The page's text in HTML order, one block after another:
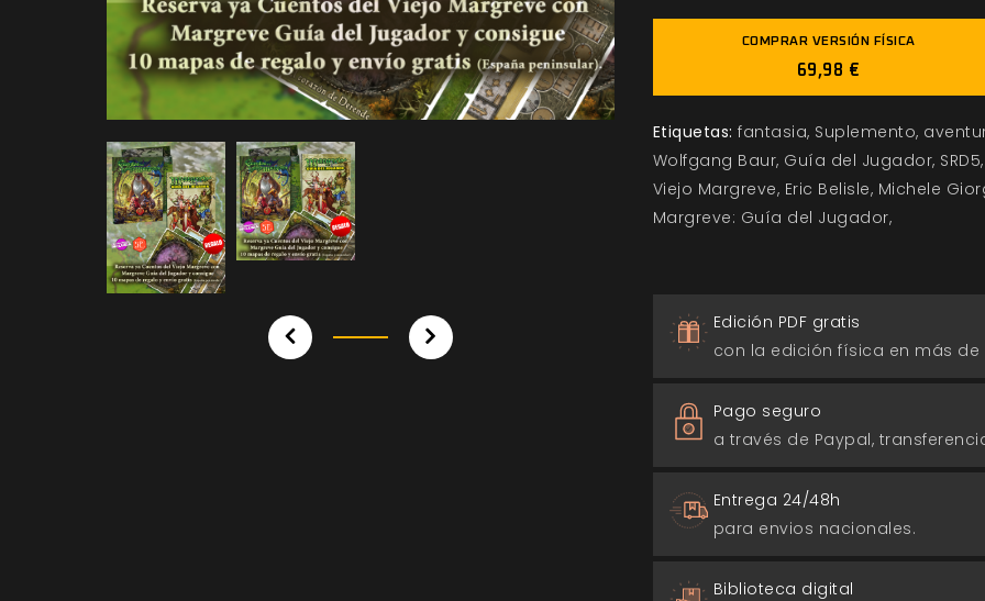
COMPRAR VERSIÓN FÍSICA
69,98 €
Etiquetas: fantasia Suplemento
Wolfgang Baur Guía del Jugador SRD5
Viejo Margreve Eric Belisle Michele
Margreve: Guía del Jugador
Edición PDF gratis
con la edición física en más de
Pago seguro
a través de Paypal,
Entrega 24/48h
para envios nacionales.
Biblioteca digital